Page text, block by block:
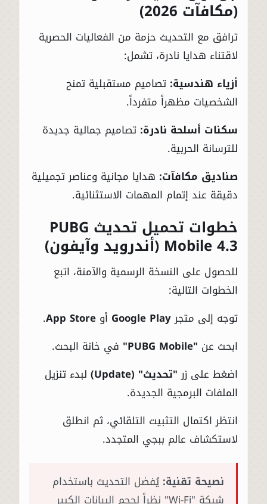
(مكافآت 2026)
ترافق مع التحديث حزمة من الفعاليات الحصرية
لاقتناء هدايا نادرة، تشمل:
أزياء هندسية: تصاميم مستقبلية تمنح
الشخصيات مظهراً متفرداً.
سكنات أسلحة نادرة: تصاميم جمالية جديدة
للترسانة الحربية.
صناديق مكافآت: هدايا مجانية وعناصر تجميلية
دقيقة عند إتمام المهمات الاستثنائية.
خطوات تحميل تحديث PUBG
Mobile 4.3 (أندرويد وآيفون)
للحصول على النسخة الرسمية والآمنة، اتبع
الخطوات التالية:
توجه إلى متجرGoogle Play أو App Store
.
ابحث عن "PUBG Mobile"
في خانة البحث.
اضغط على زر"تحديث" (Update)
لبدء تنزيل
الملفات البرمجية الجديدة.
انتظر اكتمال التثبيت التلقائي، ثم انطلق
لاستكشاف عالم ببجي المتجدد.
نصيحة تقنية: يُفضل التحديث باستخدام
شبكة "Wi-Fi" نظراً لحجم البيانات الكبير